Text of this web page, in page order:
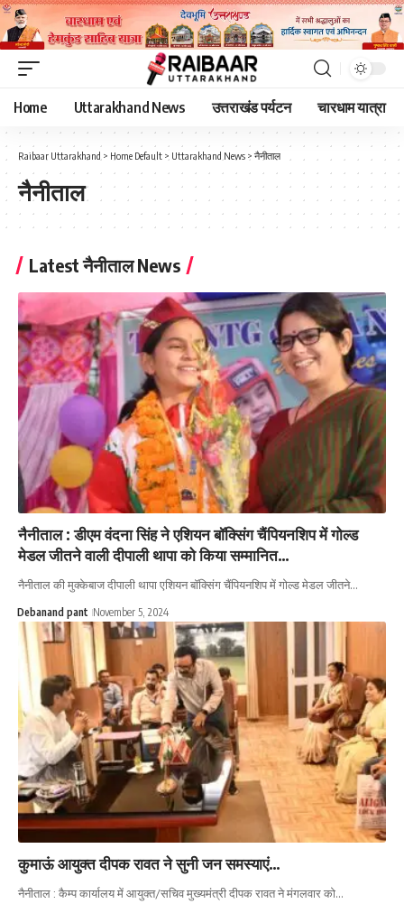
Home Uttarakhand News उत्तराखंड पर्यटन चारधाम यात्रा
Raibaar Uttarakhand > Home Default > Uttarakhand News > नैनीताल
नैनीताल
Latest नैनीताल News
नैनीताल : डीएम वंदना सिंह ने एशियन बॉक्सिंग चैंपियनशिप में गोल्ड
मेडल जीतने वाली दीपाली थापा को किया सम्मानित…
नैनीताल की मुक्केबाज दीपाली थापा एशियन बॉक्सिंग चैंपियनशिप में गोल्ड मेडल जीतने…
Debanand pant November 5, 2024
कुमाऊं आयुक्त दीपक रावत ने सुनी जन समस्याएं…
नैनीताल : कैम्प कार्यालय में आयुक्त/सचिव मुख्यमंत्री दीपक रावत ने मंगलवार को…